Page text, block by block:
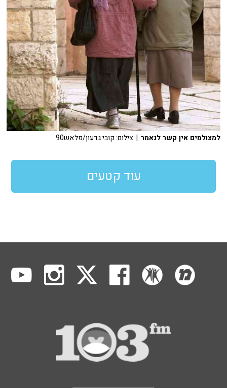
למצולמים אין קשר לנאמר | צילום: קובי גדעון/פלאש90
עוד קטעים